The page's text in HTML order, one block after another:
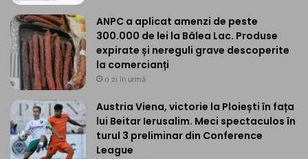
ANPC a aplicat amenzi de peste
300.000 de lei la Bâlea Lac. Produse
expirate și nereguli grave descoperite
la comercianți
o zi în urmă
Austria Viena, victorie la Ploiești în fața
lui Beitar Ierusalim. Meci spectaculos în
turul 3 preliminar din Conference
League